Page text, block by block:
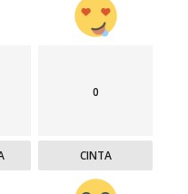
0
CINTA